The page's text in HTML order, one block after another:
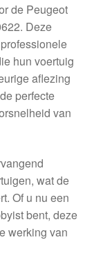
de Peugeot
Deze
hun voertuig
aflezing
perfecte
van
wat de
Of u nu een
bent, deze
werking van